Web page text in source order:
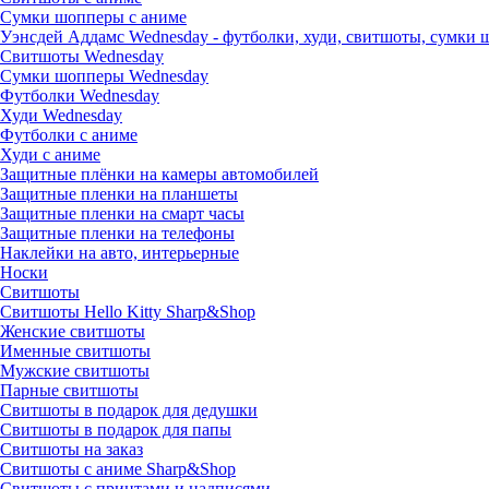
Сумки шопперы с аниме
Уэнсдей Аддамс Wednesday - футболки, худи, свитшоты, сумки
Свитшоты Wednesday
Сумки шопперы Wednesday
Футболки Wednesday
Худи Wednesday
Футболки с аниме
Худи с аниме
Защитные плёнки на камеры автомобилей
Защитные пленки на планшеты
Защитные пленки на смарт часы
Защитные пленки на телефоны
Наклейки на авто, интерьерные
Носки
Свитшоты
Cвитшоты Hello Kitty Sharp&Shop
Женские свитшоты
Именные свитшоты
Мужские свитшоты
Парные свитшоты
Свитшоты в подарок для дедушки
Свитшоты в подарок для папы
Свитшоты на заказ
Свитшоты с аниме Sharp&Shop